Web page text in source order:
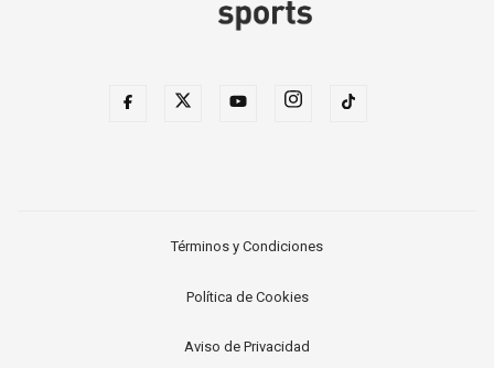
Términos y Condiciones
Política de Cookies
Aviso de Privacidad